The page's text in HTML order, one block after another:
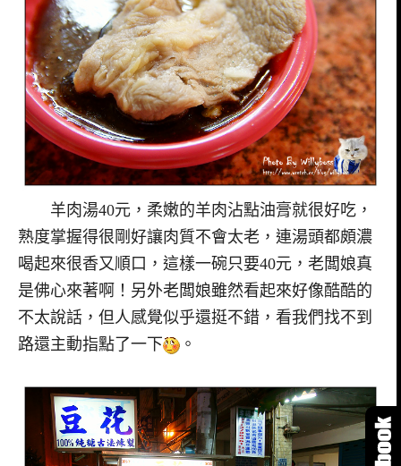
羊肉湯40元，柔嫩的羊肉沾點油膏就很好吃，
熟度掌握得很剛好讓肉質不會太老，連湯頭都頗濃
喝起來很香又順口，這樣一碗只要40元，老闆娘真
是佛心來著啊！另外老闆娘雖然看起來好像酷酷的
不太說話，但人感覺似乎還挺不錯，看我們找不到
路還主動指點了一下
。